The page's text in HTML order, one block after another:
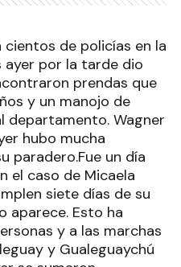
cientos de policías en la
ayer por la tarde dio
prendas que
y un manojo de
departamento. Wagner
hubo mucha
paradero.Fue un día
el caso de Micaela
siete días de su
aparece. Esto ha
y a las marchas
y Gualeguaychú